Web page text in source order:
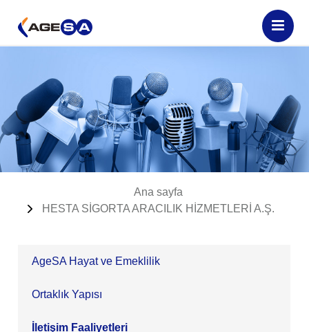
Ana sayfa
HESTA SİGORTA ARACILIK HİZMETLERİ A.Ş.
AgeSA Hayat ve Emeklilik
Ortaklık Yapısı
İletişim Faaliyetleri